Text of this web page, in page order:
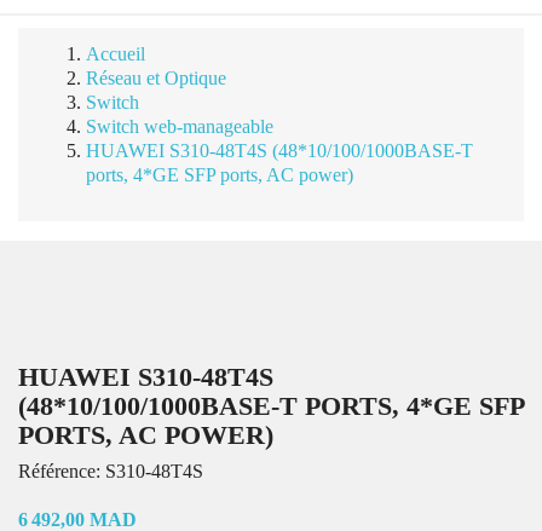
Accueil
Réseau et Optique
Switch
Switch web-manageable
HUAWEI S310-48T4S (48*10/100/1000BASE-T
ports, 4*GE SFP ports, AC power)
HUAWEI S310-48T4S
(48*10/100/1000BASE-T PORTS, 4*GE SFP
PORTS, AC POWER)
Référence: S310-48T4S
6 492,00 MAD